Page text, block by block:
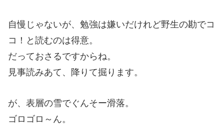
自慢じゃないが、勉強は嫌いだけれど野生の勘でコ
コ！と読むのは得意。
だっておさるですからね。
見事読みあて、降りて掘ります。
が、表層の雪でぐんそー滑落。
ゴロゴロ～ん。